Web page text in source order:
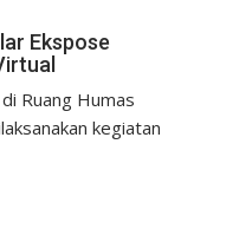
Ekspose
Ruang Humas
kegiatan